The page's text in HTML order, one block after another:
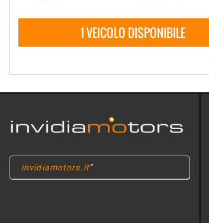
1 VEICOLO DISPONIBILE
invidiamotors.it